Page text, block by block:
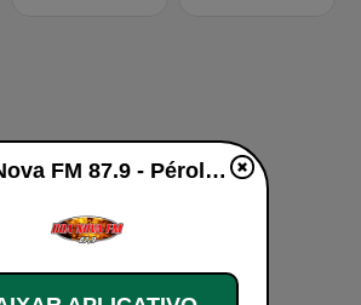
Boa Nova FM 87.9 - Pérola, PR ao vivo